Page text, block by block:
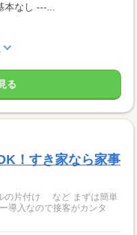
なし ---...
る
！すき家なら家事
の片付け など まずは簡単